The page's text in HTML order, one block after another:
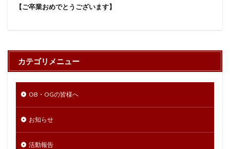
【ご卒業おめでとうございます】
カテゴリメニュー
OB・OGの皆様へ
お知らせ
活動報告